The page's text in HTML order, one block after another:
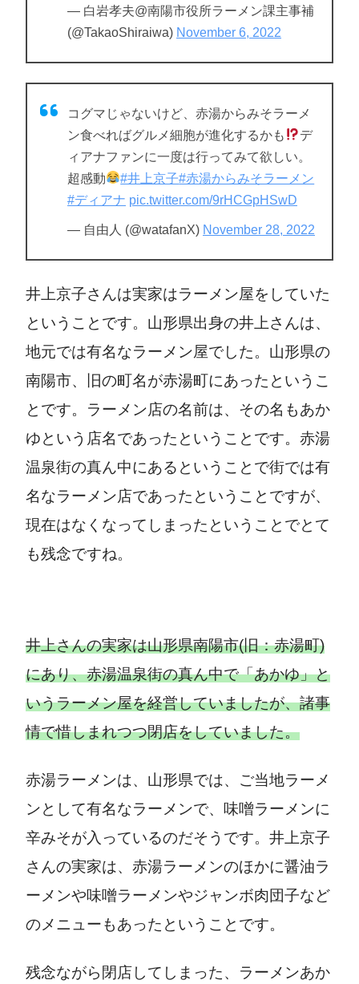
— 白岩孝夫@南陽市役所ラーメン課主事補
(@TakaoShiraiwa) November 6, 2022
コグマじゃないけど、赤湯からみそラーメ
ン食べればグルメ細胞が進化するかも
デ
ィアナファンに一度は行ってみて欲しい。
超感動
#井上京子#赤湯からみそラーメン
#ディアナ pic.twitter.com/9rHCGpHSwD
— 自由人 (@watafanX) November 28, 2022
井上京子さんは実家はラーメン屋をしていた
ということです。山形県出身の井上さんは、
地元では有名なラーメン屋でした。山形県の
南陽市、旧の町名が赤湯町にあったというこ
とです。ラーメン店の名前は、その名もあか
ゆという店名であったということです。赤湯
温泉街の真ん中にあるということで街では有
名なラーメン店であったということですが、
現在はなくなってしまったということでとて
も残念ですね。
井上さんの実家は山形県南陽市(旧：赤湯町)
にあり、赤湯温泉街の真ん中で「あかゆ」と
いうラーメン屋を経営していましたが、諸事
情で惜しまれつつ閉店をしていました。
赤湯ラーメンは、山形県では、ご当地ラーメ
ンとして有名なラーメンで、味噌ラーメンに
辛みそが入っているのだそうです。井上京子
さんの実家は、赤湯ラーメンのほかに醤油ラ
ーメンや味噌ラーメンやジャンボ肉団子など
のメニューもあったということです。
残念ながら閉店してしまった、ラーメンあか